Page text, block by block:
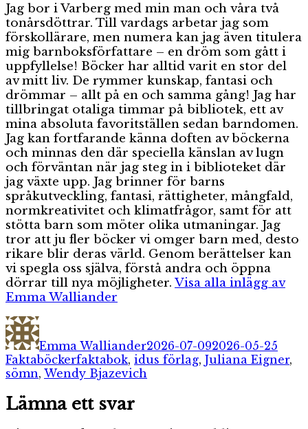
Jag bor i Varberg med min man och våra två
tonårsdöttrar. Till vardags arbetar jag som
förskollärare, men numera kan jag även titulera
mig barnboksförfattare – en dröm som gått i
uppfyllelse! Böcker har alltid varit en stor del
av mitt liv. De rymmer kunskap, fantasi och
drömmar – allt på en och samma gång! Jag har
tillbringat otaliga timmar på bibliotek, ett av
mina absoluta favoritställen sedan barndomen.
Jag kan fortfarande känna doften av böckerna
och minnas den där speciella känslan av lugn
och förväntan när jag steg in i biblioteket där
jag växte upp. Jag brinner för barns
språkutveckling, fantasi, rättigheter, mångfald,
normkreativitet och klimatfrågor, samt för att
stötta barn som möter olika utmaningar. Jag
tror att ju fler böcker vi omger barn med, desto
rikare blir deras värld. Genom berättelser kan
vi spegla oss själva, förstå andra och öppna
dörrar till nya möjligheter. Visa alla inlägg av
Emma Walliander
Författare
Emma Walliander2026-07-092026-05-25
FaktaböckerEtiketter
faktabok, idus förlag, Juliana Eigner,
sömn, Wendy Bjazevich
Lämna ett svar